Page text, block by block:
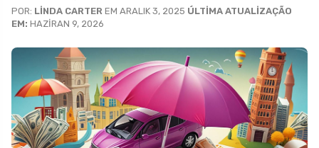
POR: LINDA CARTER EM ARALIK 3, 2025 ÚLTIMA ATUALIZAÇÃO
EM: HAZIRAN 9, 2026